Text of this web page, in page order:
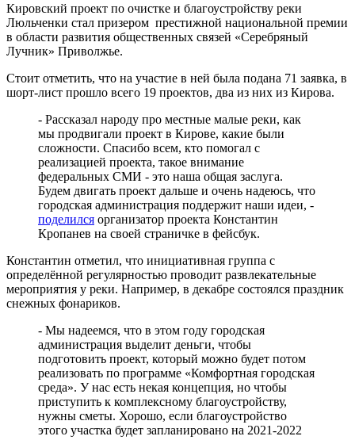
Кировский проект по очистке и благоустройству реки
Люльченки стал призером престижной национальной премии
в области развития общественных связей «Серебряный
Лучник» Приволжье.
Стоит отметить, что на участие в ней была подана 71 заявка, в
шорт-лист прошло всего 19 проектов, два из них из Кирова.
- Рассказал народу про местные малые реки, как
мы продвигали проект в Кирове, какие были
сложности. Спасибо всем, кто помогал с
реализацией проекта, такое внимание
федеральных СМИ - это наша общая заслуга.
Будем двигать проект дальше и очень надеюсь, что
городская администрация поддержит наши идеи, -
поделился организатор проекта Константин
Кропанев на своей страничке в фейсбук.
Константин отметил, что инициативная группа с
определённой регулярностью проводит развлекательные
мероприятия у реки. Например, в декабре состоялся праздник
снежных фонариков.
- Мы надеемся, что в этом году городская
администрация выделит деньги, чтобы
подготовить проект, который можно будет потом
реализовать по программе «Комфортная городская
среда». У нас есть некая концепция, но чтобы
приступить к комплексному благоустройству,
нужны сметы. Хорошо, если благоустройство
этого участка будет запланировано на 2021-2022